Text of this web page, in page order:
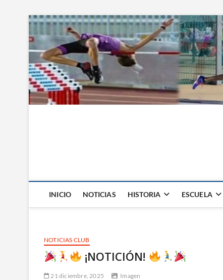
Saltar
contenido
INICIO NOTICIAS HISTORIA ESCUELA
NOTICIAS CLUB
¡NOTICIÓN!
21 diciembre, 2025 Imagen